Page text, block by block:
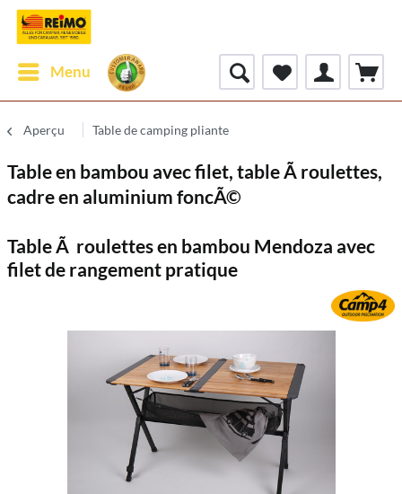
Menu
Aperçu Table de camping pliante
Table en bambou avec filet, table Ã roulettes,
cadre en aluminium foncÃ©
Table Ã roulettes en bambou Mendoza avec
filet de rangement pratique